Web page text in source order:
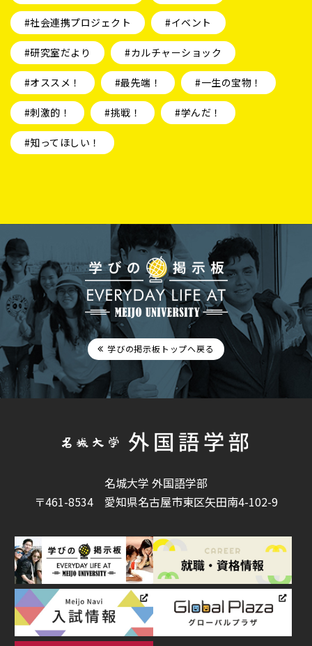
#社会連携プロジェクト #イベント
#研究室だより #カルチャーショック
#オススメ！ #最先端！ #一生の宝物！
#刺激的！ #挑戦！ #学んだ！
#知ってほしい！
学びの掲示板トップへ戻る
名城大学 外国語学部
〒461-8534 愛知県名古屋市東区矢田南4-102-9